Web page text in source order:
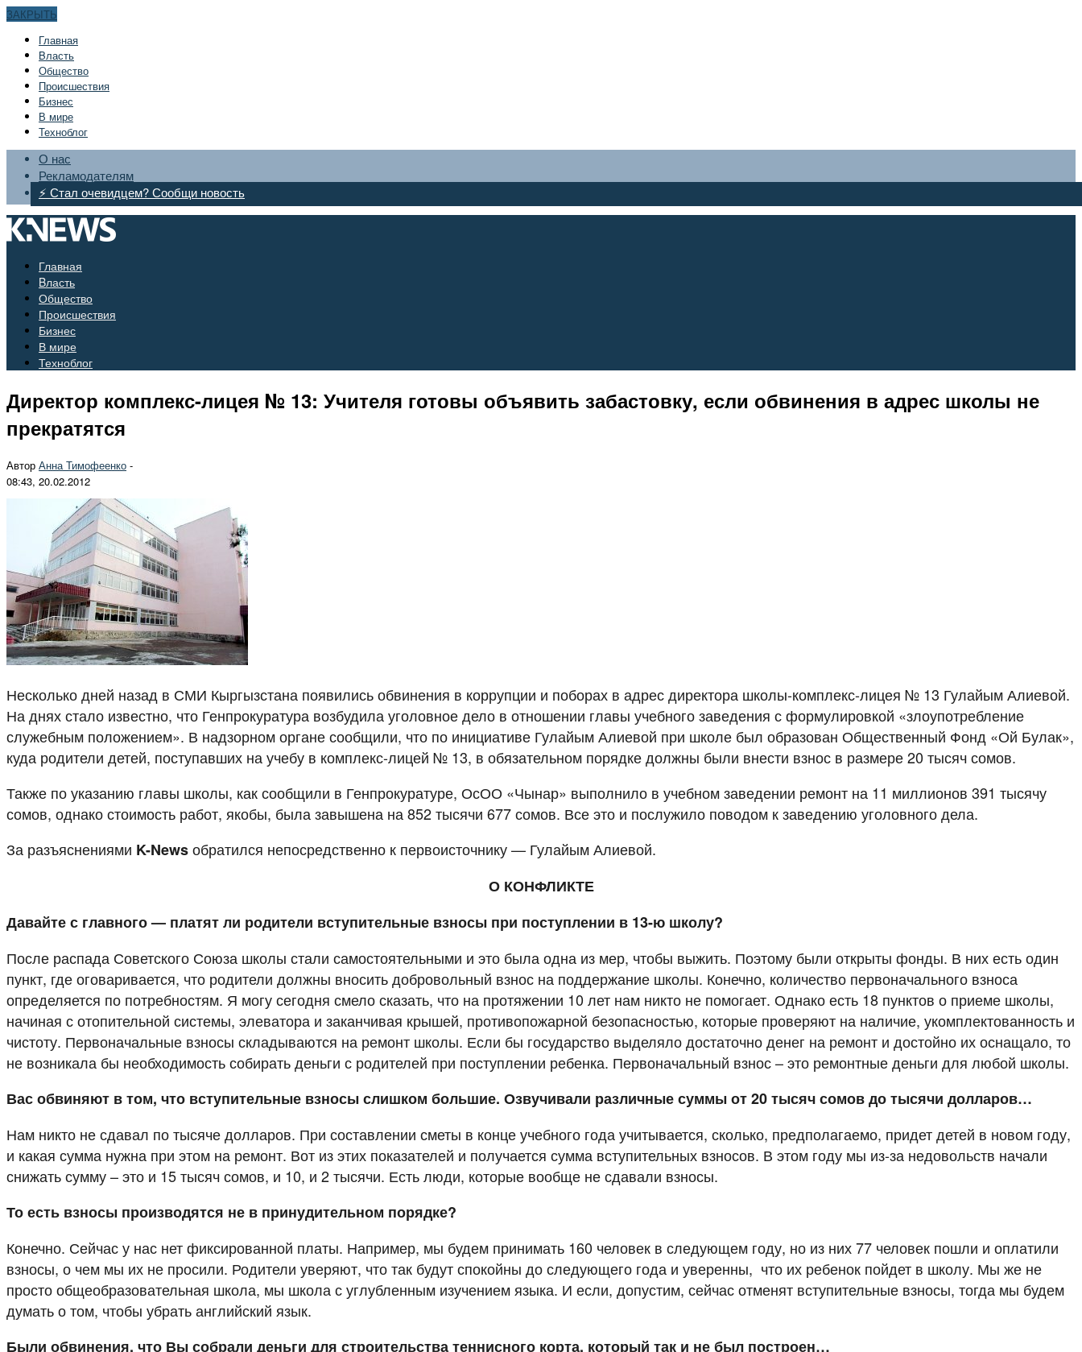
ЗАКРЫТЬ
Главная
Bласть
Общество
Происшествия
Бизнес
В мире
Техноблог
О нас
Рекламодателям
⚡ Стал очевидцем? Сообщи новость
Главная
Bласть
Общество
Происшествия
Бизнес
В мире
Техноблог
Директор комплекс-лицея № 13: Учителя готовы объявить забастовку, если обвинения в адрес школы не
прекратятся
Автор Анна Тимофеенко -
08:43, 20.02.2012
Несколько дней назад в СМИ Кыргызстана появились обвинения в коррупции и поборах в адрес директора школы-комплекс-лицея № 13 Гулайым Алиевой.
На днях стало известно, что Генпрокуратура возбудила уголовное дело в отношении главы учебного заведения с формулировкой «злоупотребление
служебным положением». В надзорном органе сообщили, что по инициативе Гулайым Алиевой при школе был образован Общественный Фонд «Ой Булак»,
куда родители детей, поступавших на учебу в комплекс-лицей № 13, в обязательном порядке должны были внести взнос в размере 20 тысяч сомов.
Также по указанию главы школы, как сообщили в Генпрокуратуре, ОсОО «Чынар» выполнило в учебном заведении ремонт на 11 миллионов 391 тысячу
сомов, однако стоимость работ, якобы, была завышена на 852 тысячи 677 сомов. Все это и послужило поводом к заведению уголовного дела.
За разъяснениями K-Newsобратился непосредственно к первоисточнику — Гулайым Алиевой.
О КОНФЛИКТЕ
Давайте с главного — платят ли родители вступительные взносы при поступлении в 13-ю школу?
После распада Советского Союза школы стали самостоятельными и это была одна из мер, чтобы выжить. Поэтому были открыты фонды. В них есть один
пункт, где оговаривается, что родители должны вносить добровольный взнос на поддержание школы. Конечно, количество первоначального взноса
определяется по потребностям. Я могу сегодня смело сказать, что на протяжении 10 лет нам никто не помогает. Однако есть 18 пунктов о приеме школы,
начиная с отопительной системы, элеватора и заканчивая крышей, противопожарной безопасностью, которые проверяют на наличие, укомплектованность и
чистоту. Первоначальные взносы складываются на ремонт школы. Если бы государство выделяло достаточно денег на ремонт и достойно их оснащало, то
не возникала бы необходимость собирать деньги с родителей при поступлении ребенка. Первоначальный взнос – это ремонтные деньги для любой школы.
Вас обвиняют в том, что вступительные взносы слишком большие. Озвучивали различные суммы от 20 тысяч сомов до тысячи долларов…
Нам никто не сдавал по тысяче долларов. При составлении сметы в конце учебного года учитывается, сколько, предполагаемо, придет детей в новом году,
и какая сумма нужна при этом на ремонт. Вот из этих показателей и получается сумма вступительных взносов. В этом году мы из-за недовольств начали
снижать сумму – это и 15 тысяч сомов, и 10, и 2 тысячи. Есть люди, которые вообще не сдавали взносы.
То есть взносы производятся не в принудительном порядке?
Конечно. Сейчас у нас нет фиксированной платы. Например, мы будем принимать 160 человек в следующем году, но из них 77 человек пошли и оплатили
взносы, о чем мы их не просили. Родители уверяют, что так будут спокойны до следующего года и уверенны, что их ребенок пойдет в школу. Мы же не
просто общеобразовательная школа, мы школа с углубленным изучением языка. И если, допустим, сейчас отменят вступительные взносы, тогда мы будем
думать о том, чтобы убрать английский язык.
Были обвинения, что Вы собрали деньги для строительства теннисного корта, который так и не был построен…